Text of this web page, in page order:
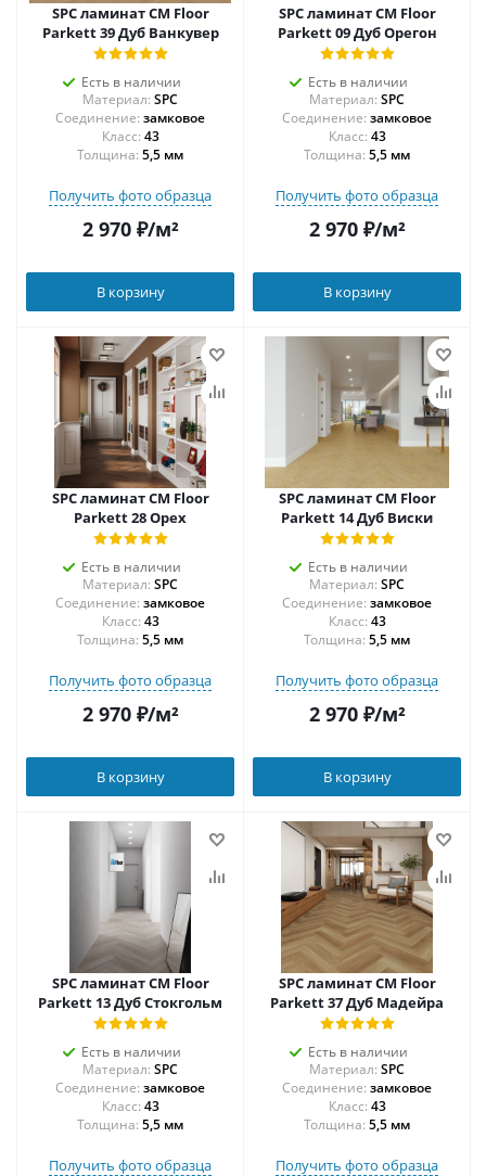
SPC ламинат CM Floor
Parkett 39 Дуб Ванкувер
Есть в наличии
Материал: SPC
Соединение: замковое
43
Толщина: 5,5 мм
Получить фото образца
2 970₽/м²
В корзину
SPC ламинат CM Floor
Parkett 09 Дуб Орегон
Есть в наличии
Материал: SPC
Соединение: замковое
43
Толщина: 5,5 мм
Получить фото образца
2 970₽/м²
В корзину
SPC ламинат CM Floor
Parkett 28 Орех
Есть в наличии
Материал: SPC
Соединение: замковое
43
Толщина: 5,5 мм
Получить фото образца
2 970₽/м²
В корзину
SPC ламинат CM Floor
Parkett 14 Дуб Виски
Есть в наличии
Материал: SPC
Соединение: замковое
43
Толщина: 5,5 мм
Получить фото образца
2 970₽/м²
В корзину
SPC ламинат CM Floor
Parkett 13 Дуб Стокгольм
Есть в наличии
Материал: SPC
Соединение: замковое
43
Толщина: 5,5 мм
Получить фото образца
SPC ламинат CM Floor
Parkett 37 Дуб Мадейра
Есть в наличии
Материал: SPC
Соединение: замковое
43
Толщина: 5,5 мм
Получить фото образца